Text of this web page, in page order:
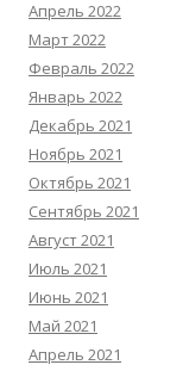
Апрель 2022
Март 2022
Февраль 2022
Январь 2022
Декабрь 2021
Ноябрь 2021
Октябрь 2021
Сентябрь 2021
Август 2021
Июль 2021
Июнь 2021
Май 2021
Апрель 2021